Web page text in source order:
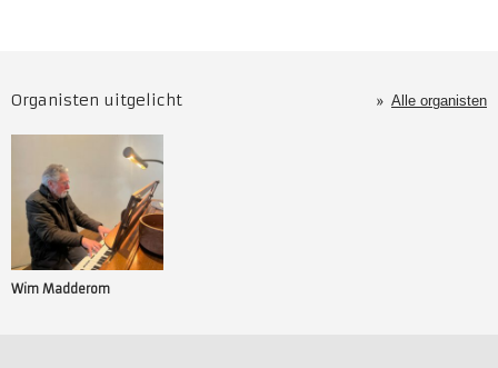
Organisten uitgelicht Alle organisten
Wim Madderom